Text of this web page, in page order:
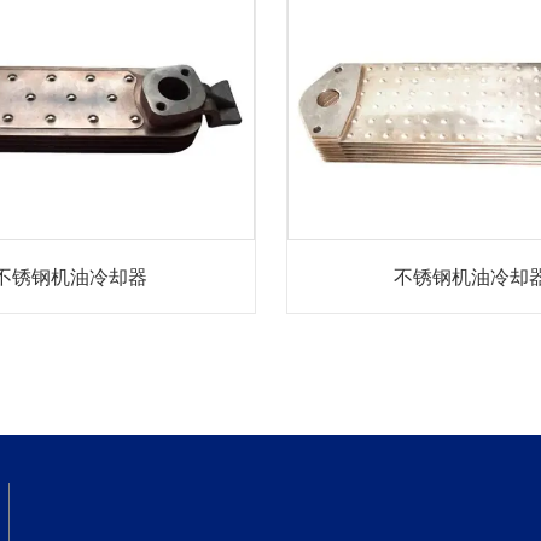
锈钢机油冷却器 不锈钢机油冷却